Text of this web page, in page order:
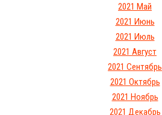
2021 Май
2021 Июнь
2021 Июль
2021 Август
2021 Сентябрь
2021 Октябрь
2021 Ноябрь
2021 Декабрь